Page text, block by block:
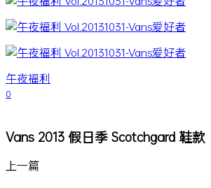
午夜福利
0
Vans 2013 假日季 Scotchgard 鞋款
上一篇